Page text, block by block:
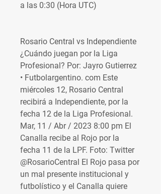
a las 0:30 (Hora UTC)
Rosario Central vs Independiente
¿Cuándo juegan por la Liga
Profesional? Por: Jayro Gutierrez
• Futbolargentino. com Este
miércoles 12, Rosario Central
recibirá a Independiente, por la
fecha 12 de la Liga Profesional.
Mar, 11 / Abr / 2023 8:00 pm El
Canalla recibe al Rojo por la
fecha 11 de la LPF. Foto: Twitter
@RosarioCentral El Rojo pasa por
un mal presente institucional y
futbolístico y el Canalla quiere